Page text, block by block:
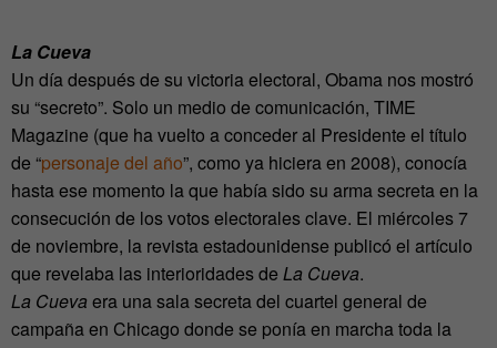
La Cueva
Un día después de su victoria electoral, Obama nos mostró
su “secreto”. Solo un medio de comunicación, TIME
Magazine (que ha vuelto a conceder al Presidente el título
de “personaje del año”, como ya hiciera en 2008), conocía
hasta ese momento la que había sido su arma secreta en la
consecución de los votos electorales clave. El miércoles 7
de noviembre, la revista estadounidense publicó el artículo
que revelaba las interioridades de La Cueva.
La Cueva era una sala secreta del cuartel general de
campaña en Chicago donde se ponía en marcha toda la